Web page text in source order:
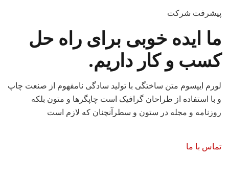
پیشرفت شرکت
ما ایده خوبی برای راه حل
کسب و کار داریم.
لورم ایپسوم متن ساختگی با تولید سادگی نامفهوم از صنعت چاپ
و با استفاده از طراحان گرافیک است چاپگرها و متون بلکه
روزنامه و مجله در ستون و سطرآنچنان که لازم است
تماس با ما